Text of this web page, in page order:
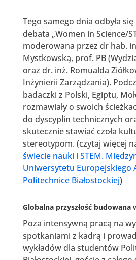
Tego samego dnia odbyła
debata „Women in Science/
moderowana przez dr hab.
Mystkowską, prof. PB
oraz dr. inż. Romualda
Inżynierii Zarządzania).
badaczki z Polski, Egiptu,
rozmawiały o swoich
do dyscyplin technicznych
skutecznie stawiać czoła
stereotypom. (czytaj więcej
świecie nauki i STEM.
Uniwersytetu Europejskiego
Politechnice Białostockiej)
Globalna przyszłość budowana
Poza intensywną pracą na
spotkaniami z kadrą i
wykładów dla studentów